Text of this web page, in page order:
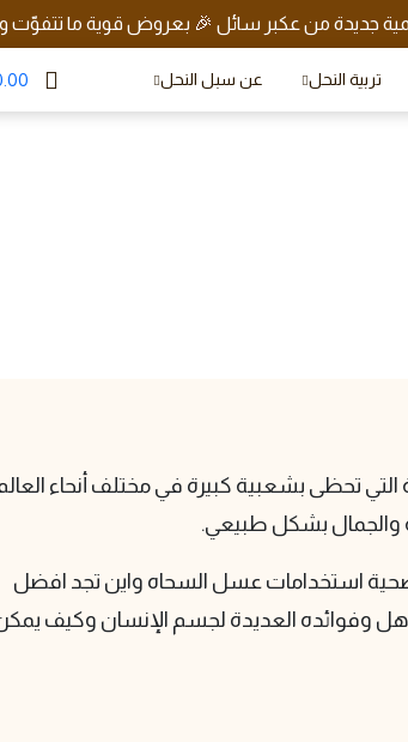
جديدة من عكبر سائل 🎉 بعروض قوية ما تتفوّت
تربية النحل عن سبل النحل
تحظى بشعبية كبيرة في مختلف أنحاء
والجمال بشكل طبيعي.
استخدامات عسل السحاه واين تجد افضل
وفوائده العديدة لجسم الإنسان وكيف